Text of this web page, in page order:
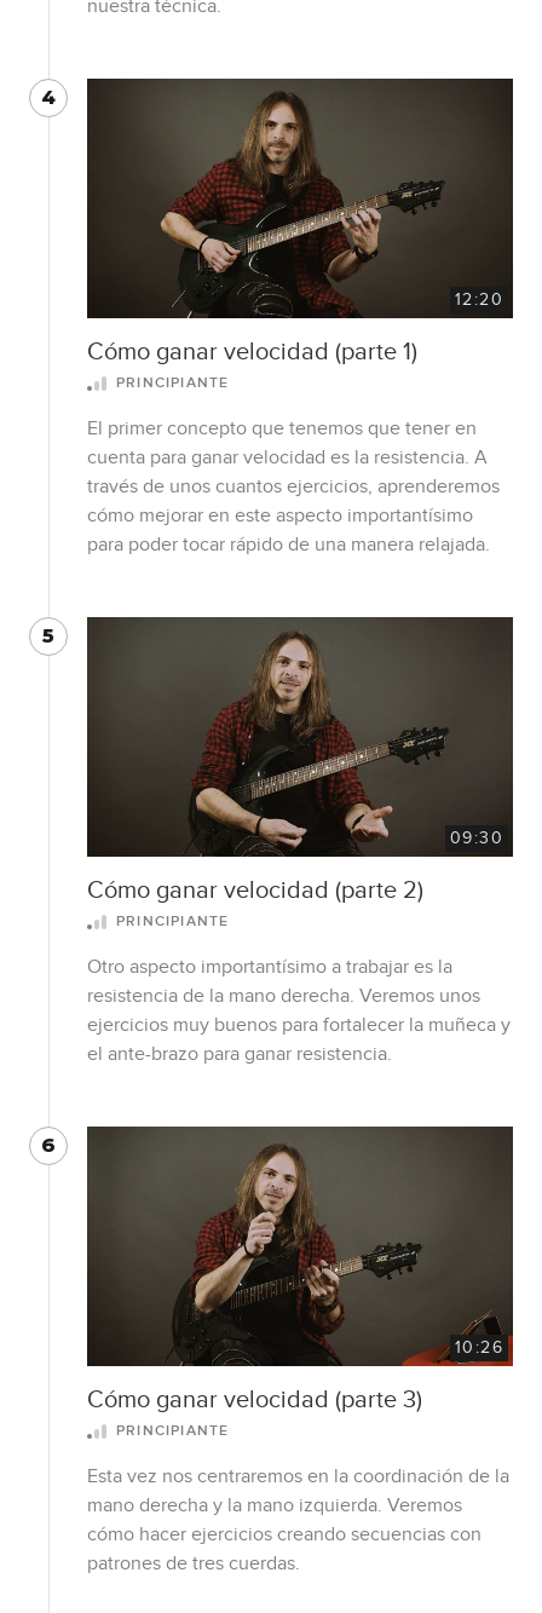
nuestra técnica.
4
12:20
Cómo ganar velocidad (parte 1)
PRINCIPIANTE
El primer concepto que tenemos que tener en
cuenta para ganar velocidad es la resistencia. A
través de unos cuantos ejercicios, aprenderemos
cómo mejorar en este aspecto importantísimo
para poder tocar rápido de una manera relajada.
5
09:30
Cómo ganar velocidad (parte 2)
PRINCIPIANTE
Otro aspecto importantísimo a trabajar es la
resistencia de la mano derecha. Veremos unos
ejercicios muy buenos para fortalecer la muñeca y
el ante-brazo para ganar resistencia.
6
10:26
Cómo ganar velocidad (parte 3)
PRINCIPIANTE
Esta vez nos centraremos en la coordinación de la
mano derecha y la mano izquierda. Veremos
cómo hacer ejercicios creando secuencias con
patrones de tres cuerdas.